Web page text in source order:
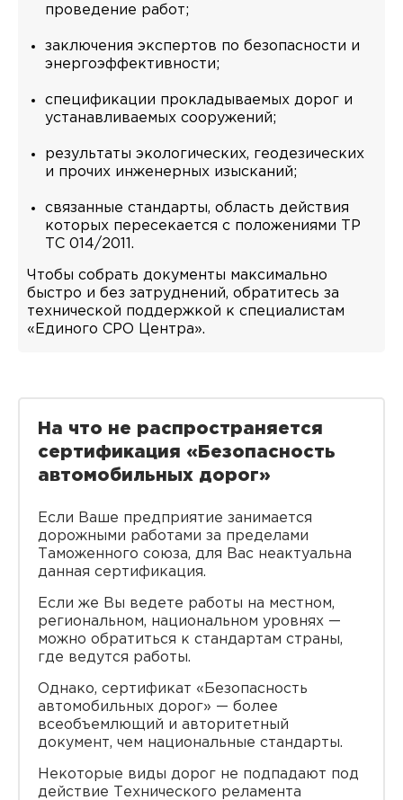
проведение работ;
заключения экспертов по безопасности и
энергоэффективности;
спецификации прокладываемых дорог и
устанавливаемых сооружений;
результаты экологических, геодезических
и прочих инженерных изысканий;
связанные стандарты, область действия
которых пересекается с положениями ТР
ТС 014/2011.
Чтобы собрать документы максимально
быстро и без затруднений, обратитесь за
технической поддержкой к специалистам
«Единого СРО Центра».
На что не распространяется
сертификация «Безопасность
автомобильных дорог»
Если Ваше предприятие занимается
дорожными работами за пределами
Таможенного союза, для Вас неактуальна
данная сертификация.
Если же Вы ведете работы на местном,
региональном, национальном уровнях —
можно обратиться к стандартам страны,
где ведутся работы.
Однако, сертификат «Безопасность
автомобильных дорог» — более
всеобъемлющий и авторитетный
документ, чем национальные стандарты.
Некоторые виды дорог не подпадают под
действие Технического реламента